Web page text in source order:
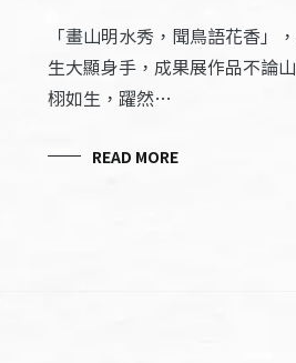
「畫山明水秀，聞鳥語花香」
生大顯身手，成果展作品不論
栩如生，躍然…
READ MORE